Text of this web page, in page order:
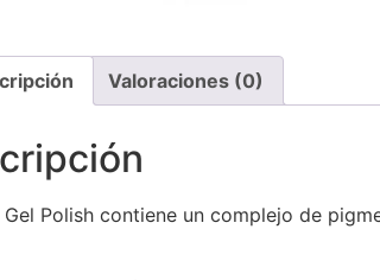
Valoraciones (0)
Gel Polish contiene un complejo de